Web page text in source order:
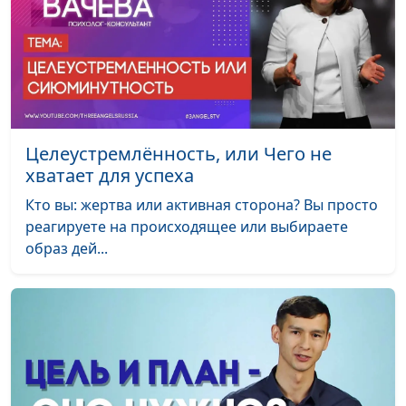
священнослужитель
Библия только для
взрослых?
Андрей Юнак,
Максим Каминский,
священнослужитель
#578
Как выбрать церковь и
не попасть в ад?
Андрей Юнак,
Максим Каминский,
#577
Верить или доверять
Богу?
Андрей Юнак,
Максим Каминский,
#576
Недостойный
прихожанам?
Андрей Юнак,
Максим Каминский,
священнослужитель
#575
Все ли в мире «лежит во
Андрей Юнак,
Целеустремлённость, или Чего не
хватает для успеха
Кто вы: жертва или активная сторона? Вы просто
реагируете на происходящее или выбираете
образ дей...